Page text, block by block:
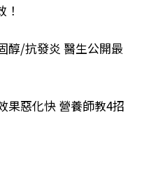
醇/抗發炎 醫生公開最
果惡化快 營養師教4招